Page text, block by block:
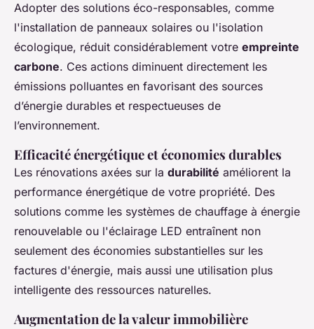
Adopter des solutions éco-responsables, comme
l'installation de panneaux solaires ou l'isolation
écologique, réduit considérablement votre empreinte
carbone. Ces actions diminuent directement les
émissions polluantes en favorisant des sources
d’énergie durables et respectueuses de
l’environnement.
Efficacité énergétique et économies durables
Les rénovations axées sur la durabilité améliorent la
performance énergétique de votre propriété. Des
solutions comme les systèmes de chauffage à énergie
renouvelable ou l'éclairage LED entraînent non
seulement des économies substantielles sur les
factures d'énergie, mais aussi une utilisation plus
intelligente des ressources naturelles.
Augmentation de la valeur immobilière